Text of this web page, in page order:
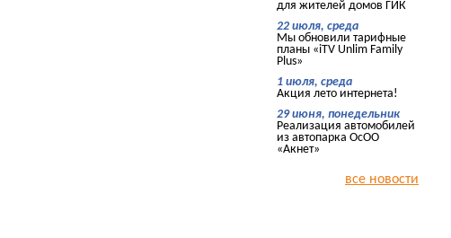
для жителей домов ГИК
22 июля, среда
Мы обновили тарифные
планы «iTV Unlim Family
Plus»
1 июля, среда
Акция лето интернета!
29 июня, понедельник
Реализация автомобилей
из автопарка ОсОО
«Акнет»
все новости